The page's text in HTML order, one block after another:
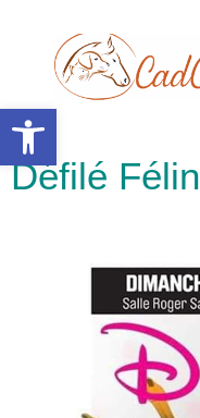
Ouvrir la barre d’outils
Défilé Félin